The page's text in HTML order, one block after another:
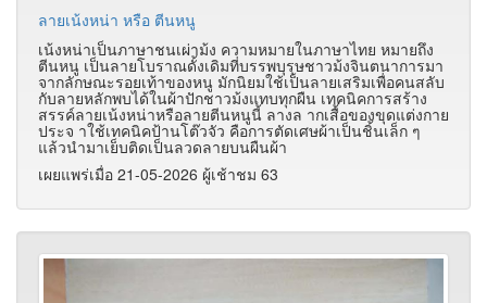
ลายเน้งหน่า หรือ ตีนหนู
เน้งหน่าเป็นภาษาชนเผ่าม้ง ความหมายในภาษาไทย หมายถึง
ตีนหนู เป็นลายโบราณดั้งเดิมที่บรรพบุรุษชาวม้งจินตนาการมา
จากลักษณะรอยเท้าของหนู มักนิยมใช้เป็นลายเสริมเพื่อคนสลับ
กับลายหลักพบได้ในผ้าปักชาวม้งแทบทุกผืน เทคนิคการสร้าง
สรรค์ลายเน้งหน่าหรือลายตีนหนูนี้ ลางล ากเสื้อของขุดแต่งกาย
ประจ าใช้เทคนิคป้านโต๊วจัว คือการตัดเศษผ้าเป็นชิ้นเล็ก ๆ
แล้วนำมาเย็บติดเป็นลวดลายบนผืนผ้า
เผยแพร่เมื่อ 21-05-2026 ผู้เช้าชม 63